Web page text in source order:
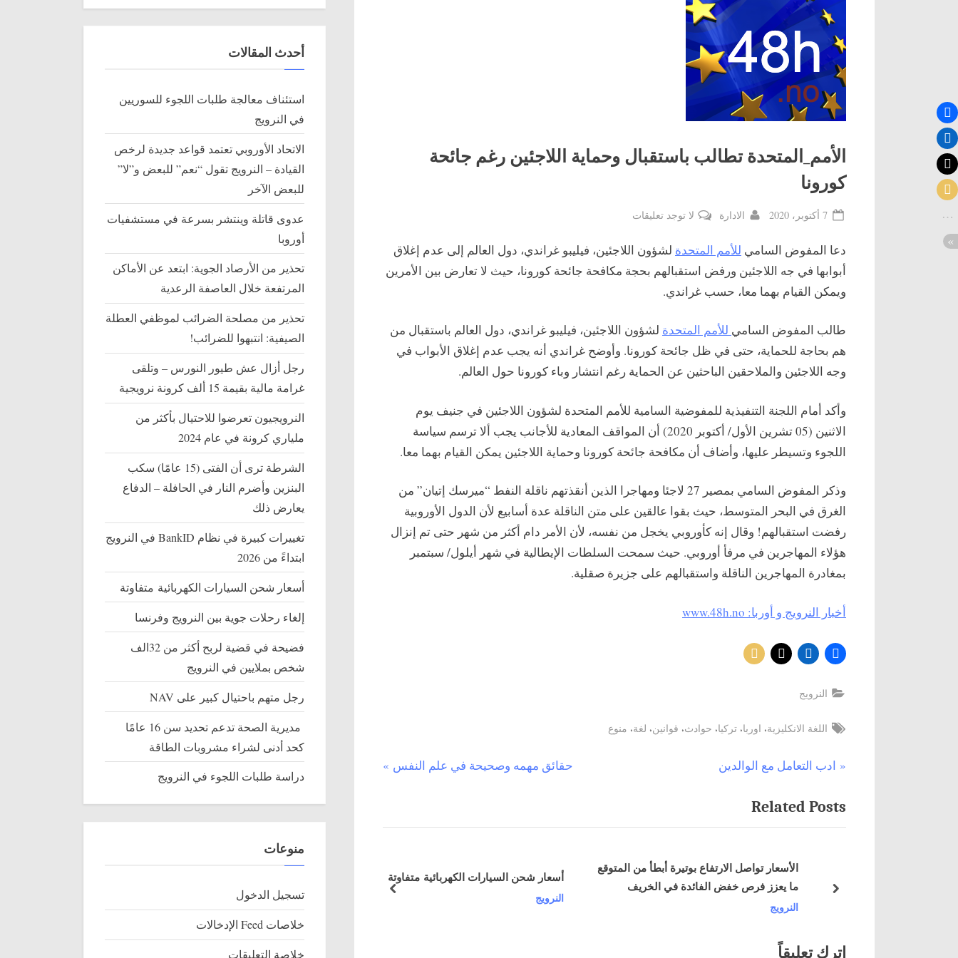
الأمم_المتحدة تطالب باستقبال وحماية اللاجئين رغم جائحة
كورونا
Posted
7 أكتوبر، 2020 By
الادارة لا توجد تعليقات
تطالب
باستقبال
جائحة
كورونا
دعا المفوض السامي للأمم المتحدة لشؤون اللاجئين، فيليبو غراندي، دول العالم إلى عدم إغلاق
أبوابها في جه اللاجئين ورفض استقبالهم بحجة مكافحة جائحة كورونا، حيث لا تعارض بين الأمرين
ويمكن القيام بهما معا، حسب غراندي.
طالب المفوض السامي للأمم المتحدة لشؤون اللاجئين، فيليبو غراندي، دول العالم باستقبال من
هم بحاجة للحماية، حتى في ظل جائحة كورونا. وأوضح غراندي أنه يجب عدم إغلاق الأبواب في
وجه اللاجئين والملاحقين الباحثين عن الحماية رغم انتشار وباء كورونا حول العالم.
وأكد أمام اللجنة التنفيذية للمفوضية السامية للأمم المتحدة لشؤون اللاجئين في جنيف يوم
الاثنين (05 تشرين الأول/ أكتوبر 2020) أن المواقف المعادية للأجانب يجب ألا ترسم سياسة
اللجوء وتسيطر عليها، وأضاف أن مكافحة جائحة كورونا وحماية اللاجئين يمكن القيام بهما معا.
وذكر المفوض السامي بمصير 27 لاجئا ومهاجرا الذين أنقذتهم ناقلة النفط “ميرسك إتيان” من
الغرق في البحر المتوسط، حيث بقوا عالقين على متن الناقلة عدة أسابيع لأن الدول الأوروبية
رفضت استقبالهم! وقال إنه كأوروبي يخجل من نفسه، لأن الأمر دام أكثر من شهر حتى تم إنزال
هؤلاء المهاجرين في مرفأ أوروبي. حيث سمحت السلطات الإيطالية في شهر أيلول/ سبتمبر
بمغادرة المهاجرين الناقلة واستقبالهم على جزيرة صقلية.
أخبار النرويج و أوربا: www.48h.no
النرويج
Tags:
اللغة الانكليزية, اوربا, تركيا, حوادث, قوانين, لغة, منوع
تصفّح
المقالات
P
e
v
u
o
ادب التعامل مع الوالدين
N
t
حقائق مهمه وصحيحة في علم النفس
Related Posts
الأسعار تواصل الارتفاع بوتيرة أبطأ من المتوقع
ما يعزز فرص خفض الفائدة في الخريف
النرويج
أسعار شحن السيارات الكهربائية متفاوتة
النرويج
النرويج
prev next
اترك تعليقاً
أحدث المقالات
استئناف معالجة طلبات اللجوء للسوريين
في النرويج
الاتحاد الأوروبي تعتمد قواعد جديدة لرخص
القيادة – النرويج تقول “نعم” للبعض و”لا”
للبعض الآخر
عدوى قاتلة وينتشر بسرعة في مستشفيات
أوروبا
تحذير من الأرصاد الجوية: ابتعد عن الأماكن
المرتفعة خلال العاصفة الرعدية
تحذير من مصلحة الضرائب لموظفي العطلة
الصيفية: انتبهوا للضرائب!
رجل أزال عش طيور النورس – وتلقى
غرامة مالية بقيمة 15 ألف كرونة نرويجية
النرويجيون تعرضوا للاحتيال بأكثر من
ملياري كرونة في عام 2024
الشرطة ترى أن الفتى (15 عامًا) سكب
البنزين وأضرم النار في الحافلة – الدفاع
يعارض ذلك
تغييرات كبيرة في نظام BankID في النرويج
ابتداءً من 2026
أسعار شحن السيارات الكهربائية متفاوتة
إلغاء رحلات جوية بين النرويج وفرنسا
فضيحة في قضية لربح أكثر من 32الف
شخص بملايين في النرويج
رجل متهم باحتيال كبير على NAV
مديرية الصحة تدعم تحديد سن 16 عامًا
كحد أدنى لشراء مشروبات الطاقة
دراسة طلبات اللجوء في النرويج
منوعات
تسجيل الدخول
خلاصات Feed الإدخالات
خلاصة التعليقات